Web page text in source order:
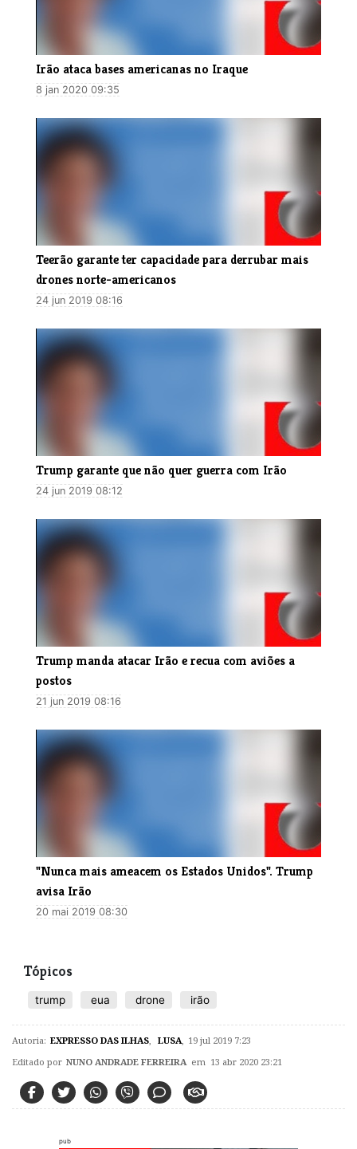
Irão ataca bases americanas no Iraque
8 jan 2020 09:35
Teerão garante ter capacidade para derrubar mais
drones norte-americanos
24 jun 2019 08:16
Trump garante que não quer guerra com Irão
24 jun 2019 08:12
Trump manda atacar Irão e recua com aviões a
postos
21 jun 2019 08:16
"Nunca mais ameacem os Estados Unidos". Trump
avisa Irão
20 mai 2019 08:30
Tópicos
trump eua drone irão
Autoria: EXPRESSO DAS ILHAS LUSA 19 jul 2019 7:23
Editado por NUNO ANDRADE FERREIRA em 13 abr 2020 23:21
pub